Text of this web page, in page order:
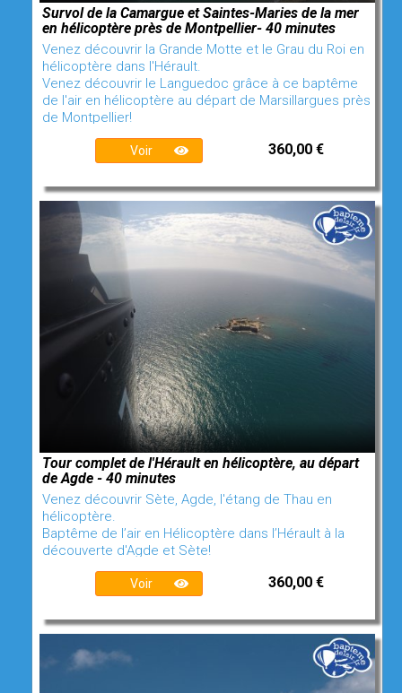
Survol de la Camargue et Saintes-Maries de la mer
en hélicoptère près de Montpellier- 40 minutes
Venez découvrir la Grande Motte et le Grau du Roi en
hélicoptère dans l'Hérault.
Venez découvrir le Languedoc grâce à ce baptême
de l'air en hélicoptère au départ de Marsillargues près
de Montpellier!
Voir 360,00 €
Tour complet de l'Hérault en hélicoptère, au départ
de Agde - 40 minutes
Venez découvrir Sète, Agde, l'étang de Thau en
hélicoptère.
Baptême de l’air en Hélicoptère dans l’Hérault à la
découverte d'Agde et Sète!
Voir 360,00 €